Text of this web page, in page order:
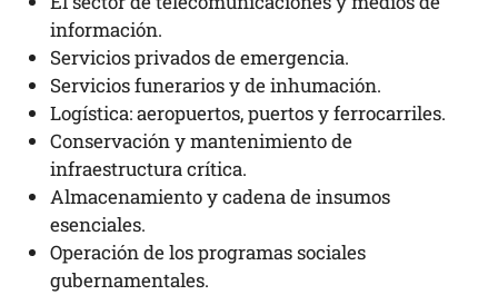
información.
Servicios privados de emergencia.
Servicios funerarios y de inhumación.
Logística: aeropuertos, puertos y ferrocarriles.
Conservación y mantenimiento de
infraestructura crítica.
Almacenamiento y cadena de insumos
esenciales.
Operación de los programas sociales
gubernamentales.